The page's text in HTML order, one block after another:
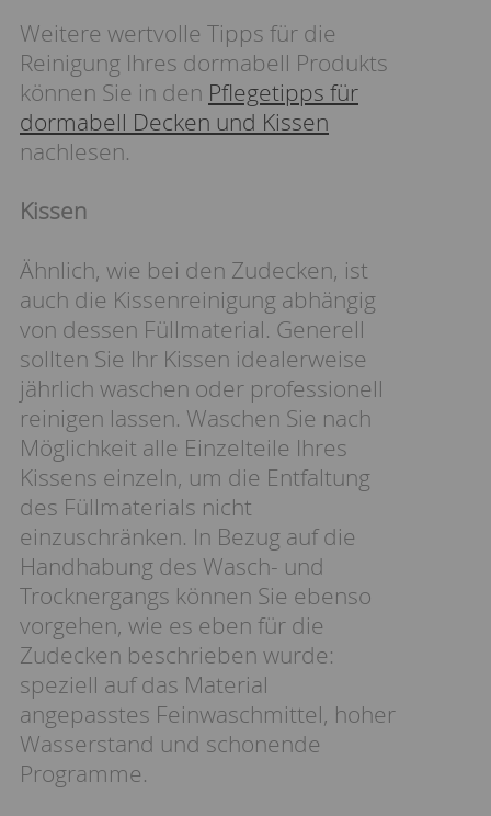
Weitere wertvolle Tipps für die
Reinigung Ihres dormabell Produkts
können Sie in den Pflegetipps für
dormabell Decken und Kissen
nachlesen.
Kissen
Ähnlich, wie bei den Zudecken, ist
auch die Kissenreinigung abhängig
von dessen Füllmaterial. Generell
sollten Sie Ihr Kissen idealerweise
jährlich waschen oder professionell
reinigen lassen. Waschen Sie nach
Möglichkeit alle Einzelteile Ihres
Kissens einzeln, um die Entfaltung
des Füllmaterials nicht
einzuschränken. In Bezug auf die
Handhabung des Wasch- und
Trocknergangs können Sie ebenso
vorgehen, wie es eben für die
Zudecken beschrieben wurde:
speziell auf das Material
angepasstes Feinwaschmittel, hoher
Wasserstand und schonende
Programme.